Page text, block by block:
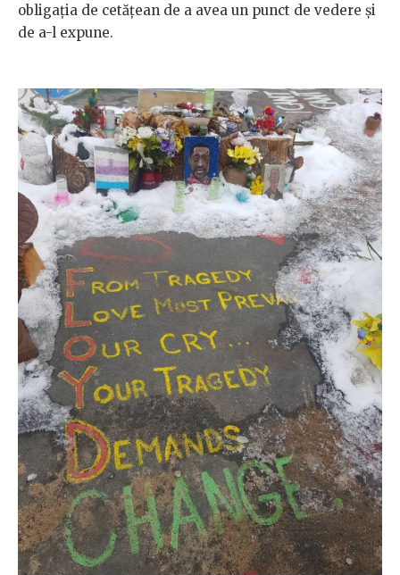
obligația de cetățean de a avea un punct de vedere și
de a-l expune.